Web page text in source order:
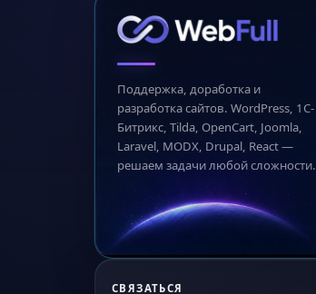
Поддержка, доработка и
разработка сайтов. WordPress, 1С-
Битрикс, Tilda, OpenCart, Joomla,
Laravel, MODX, Drupal, React —
решаем задачи любой сложности.
СВЯЗАТЬСЯ